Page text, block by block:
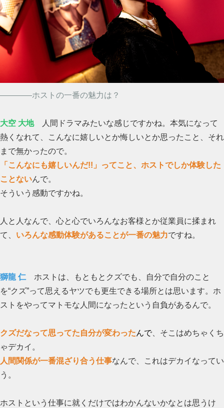
――――ホストの一番の魅力は？
大空 大地人間ドラマみたいな感じですかね。本気になって
熱くなれて、こんなに嬉しいとか悔しいとか思ったこと、それ
まで無かったので。
「こんなにも嬉しいんだ!!」ってこと、ホストでしか体験した
ことないんで。
そういう感動ですかね。
人と人なんで、心と心でいろんなお客様とか従業員に揉まれ
て、 いろんな感動体験があることが一番の魅力ですね。
獅龍 仁 ホストは、もともとクズでも、自分で自分のこと
を“クズ”って思えるヤツでも更生できる場所とは思います。ホ
ストをやってマトモな人間になったという自負があるんで。
クズだなって思ってた自分が変わったんで、そこはめちゃくち
ゃデカイ。
人間関係が一番混ざり合う仕事なんで、これはデカイなってい
う。
ホストという仕事に就くだけではわかんないかなとは思うけ